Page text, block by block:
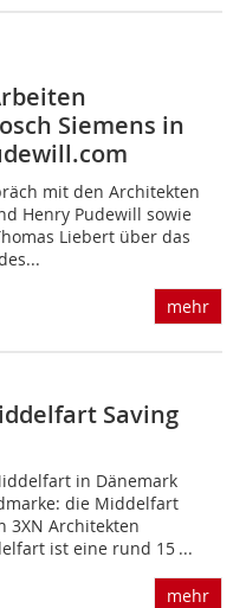
Siemens in
mit den Architekten
Henry Pudewill sowie
Liebert über das
mehr
Saving
in Dänemark
die Middelfart
3XN Architek­ten
ist eine rund 15 ...
mehr